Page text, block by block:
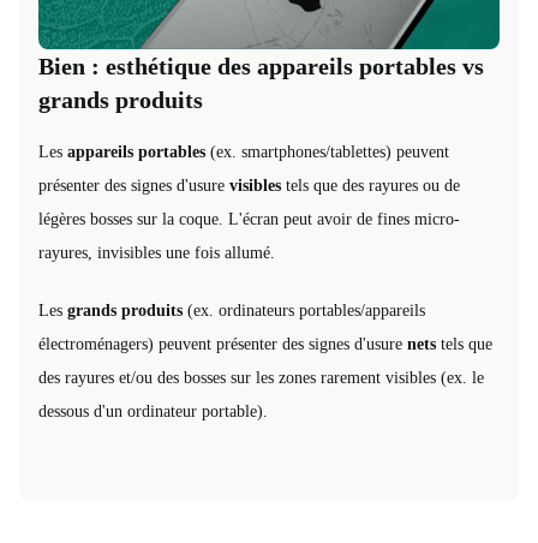
Bien : esthétique des appareils portables vs
grands produits
Les appareils portables (ex. smartphones/tablettes) peuvent
présenter des signes d'usure visibles tels que des rayures ou de
légères bosses sur la coque. L'écran peut avoir de fines micro-
rayures, invisibles une fois allumé.
Les grands produits (ex. ordinateurs portables/appareils
électroménagers) peuvent présenter des signes d'usure nets tels que
des rayures et/ou des bosses sur les zones rarement visibles (ex. le
dessous d'un ordinateur portable).